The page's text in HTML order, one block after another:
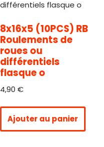
8x16x5 (10PCS) RB
Roulements de
roues ou
différentiels
flasque o
4,90 €
Ajouter au panier